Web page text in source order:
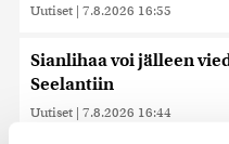
Uutiset | 7.8.2026 16:55
Sianlihaa voi jälleen
Seelantiin
Uutiset | 7.8.2026 16:44